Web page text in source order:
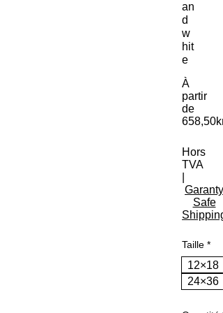
an
d
w
hit
e
À
partir
de
658,50kr
Hors
TVA
Garanty
Safe
Shipping
Taille *
12×18
24×36